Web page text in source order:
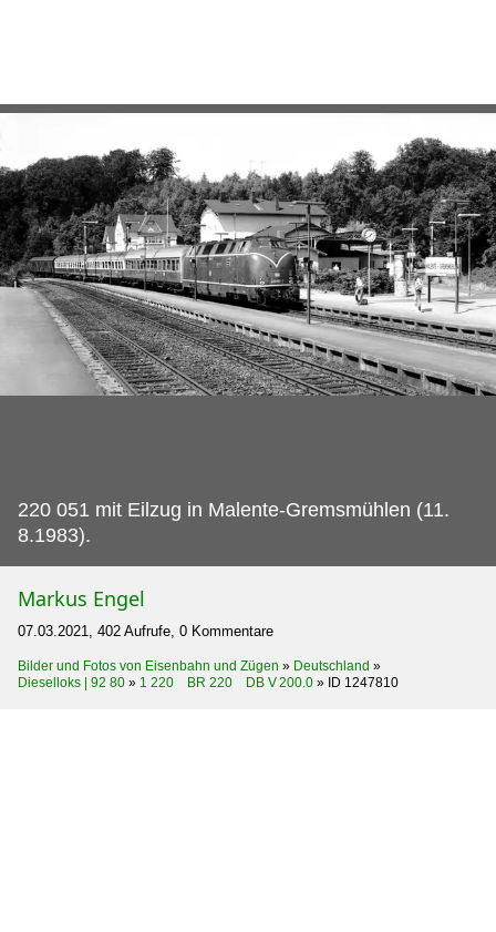
220 051 mit Eilzug in Malente-Gremsmühlen (11.
8.1983).
Markus Engel
07.03.2021, 402 Aufrufe, 0 Kommentare
Bilder und Fotos von Eisenbahn und Zügen » Deutschland »
Dieselloks | 92 80 » 1 220 BR 220 DB V 200.0 » ID 1247810